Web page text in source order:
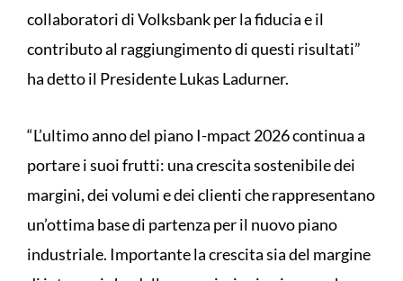
collaboratori di Volksbank per la fiducia e il
contributo al raggiungimento di questi risultati”
ha detto il Presidente Lukas Ladurner.
“L’ultimo anno del piano I-mpact 2026 continua a
portare i suoi frutti: una crescita sostenibile dei
margini, dei volumi e dei clienti che rappresentano
un’ottima base di partenza per il nuovo piano
industriale. Importante la crescita sia del margine